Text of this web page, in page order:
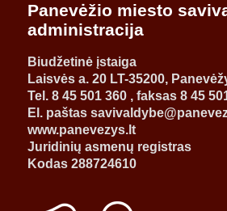
Panevėžio miesto
administracija
Biudžetinė įstaiga
Laisvės a. 20 LT-35200,
Tel. 8 45 501 360 , faksas 8 45
El. paštas
www.panevezys.lt
Juridinių asmenų registras
Kodas 288724610